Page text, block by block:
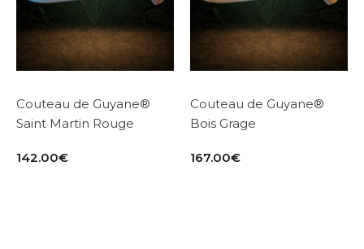
Couteau de Guyane®
Saint Martin Rouge
142.00€
Couteau de Guyane®
Bois Grage
167.00€